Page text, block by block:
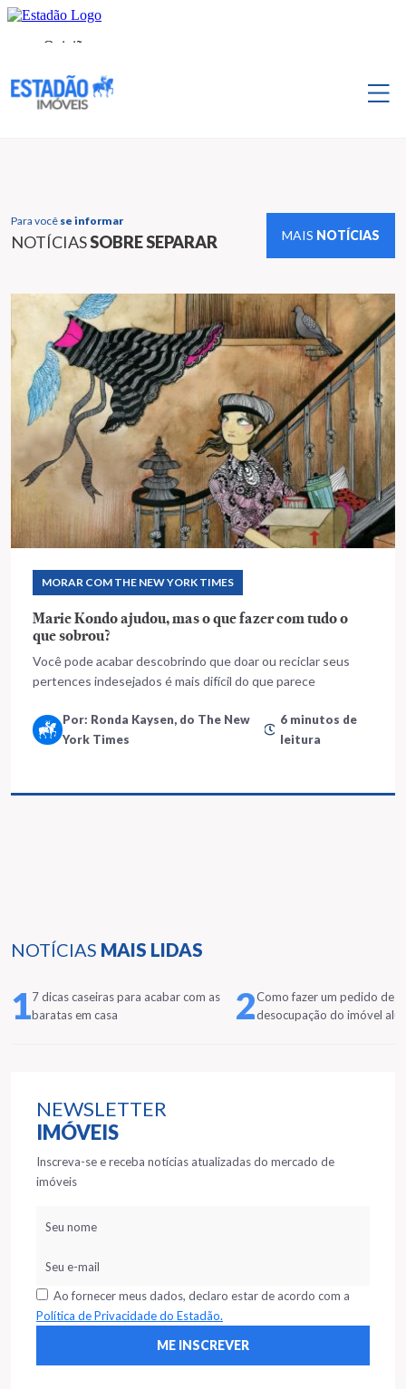
Para você se informar
NOTÍCIASSOBRE SEPARAR MAIS NOTÍCIAS
NOTÍCIAS MAIS LIDAS
17 dicas caseiras para acabar com as
baratas em casa
2Como fazer um pedido de
desocupação do imóvel
NEWSLETTER
IMÓVEIS
Inscreva-se e receba notícias atualizadas do mercado de
imóveis
Ao fornecer meus dados, declaro estar de acordo com a
Política de Privacidade do Estadão.
MORAR COM THE NEW YORK TIMES
Marie Kondo ajudou, mas o que fazer com tudo o
que sobrou?
Você pode acabar descobrindo que doar ou reciclar seus
pertences indesejados é mais difícil do que parece
Por: Ronda Kaysen, do The New
York Times
6 minutos de
leitura